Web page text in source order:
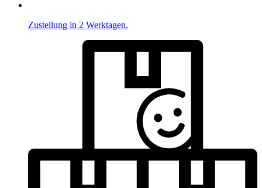
Zustellung in 2 Werktagen.